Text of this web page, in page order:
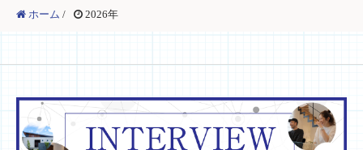
ホーム / 2026年